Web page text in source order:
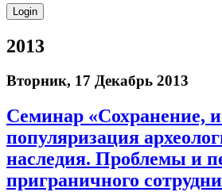
2013
Вторник, 17 Декабрь 2013
Семинар «Сохранение,
популяризация
наследия. Проблемы и
приграничного